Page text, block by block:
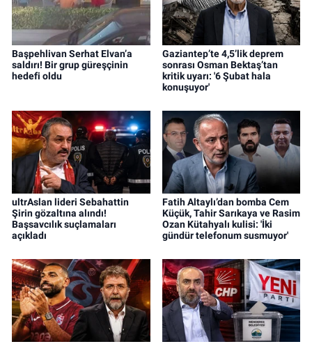
Başpehlivan Serhat Elvan’a
saldırı! Bir grup güreşçinin
hedefi oldu
Gaziantep’te 4,5’lik deprem
sonrası Osman Bektaş’tan
kritik uyarı: '6 Şubat hala
konuşuyor'
ultrAslan lideri Sebahattin
Şirin gözaltına alındı!
Başsavcılık suçlamaları
açıkladı
Fatih Altaylı’dan bomba Cem
Küçük, Tahir Sarıkaya ve Rasim
Ozan Kütahyalı kulisi: 'İki
gündür telefonum susmuyor'